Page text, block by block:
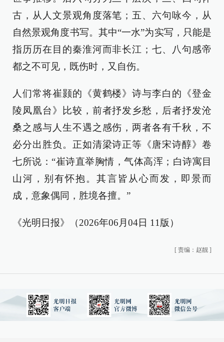
古，从人文景观角度落笔；五、六句咏今，从
自然景观角度书写。其中“一水”为实写，只能是
指历历在目的秦淮河而非长江；七、八句感帝
都之不可见，既伤时，又自伤。
人们常将崔颢的《黄鹤楼》诗与李白的《登金
陵凤凰台》比较，前者抒发乡愁，后者抒发沧
桑之感与人生不遇之感伤，两者各有千秋，不
必分出胜负。正如清梁诗正等《唐宋诗醇》卷
七所说：“崔诗直举胸情，气体高浑；白诗寓目
山河，别有怀抱。其言皆从心而发，即景而
成，意象偶同，胜境各擅。”
《光明日报》（2026年06月04日 11版）
[ 责编：赵靓 ]